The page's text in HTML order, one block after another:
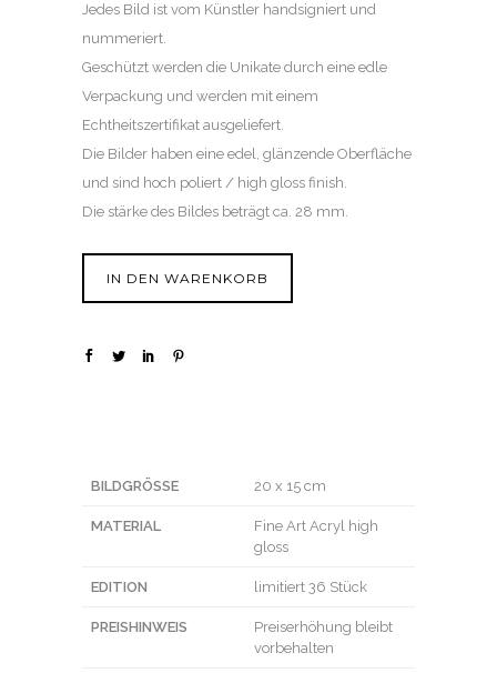
Jedes Bild ist vom Künstler handsigniert und
nummeriert.
Geschützt werden die Unikate durch eine edle
Verpackung und werden mit einem
Echtheitszertifikat ausgeliefert.
Die Bilder haben eine edel, glänzende Oberfläche
und sind hoch poliert / high gloss finish.
Die stärke des Bildes beträgt ca. 28 mm.
IN DEN WARENKORB
BILDGRÖSSE 20 x 15 cm
MATERIAL
Fine Art Acryl high
gloss
EDITION limitiert 36 Stück
PREISHINWEIS
Preiserhöhung bleibt
vorbehalten